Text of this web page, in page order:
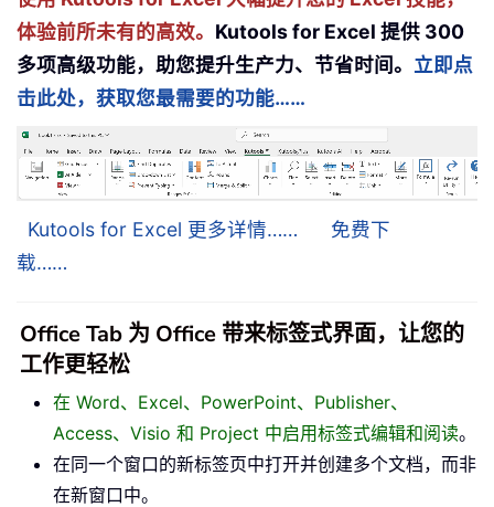
体验前所未有的高效。 Kutools for Excel 提供 300
多项高级功能，助您提升生产力、节省时间。 立即点
击此处，获取您最需要的功能……
Kutools for Excel 更多详情……
免费下
载……
Office Tab 为 Office 带来标签式界面，让您的
工作更轻松
在 Word、Excel、PowerPoint、Publisher、
Access、Visio 和 Project 中启用标签式编辑和阅读。
在同一个窗口的新标签页中打开并创建多个文档，而非
在新窗口中。